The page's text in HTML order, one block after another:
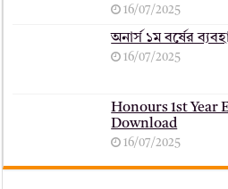
16/07/2025
অনার্স ১ম বর্ষের
16/07/2025
Honours 1st Year
Download
16/07/2025